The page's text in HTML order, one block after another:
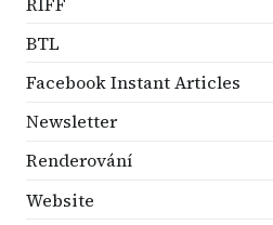
BTL
Facebook Instant Articles
Newsletter
Renderování
Website